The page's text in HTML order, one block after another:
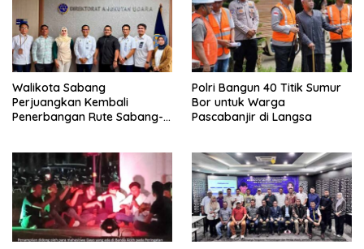
Walikota Sabang
Perjuangkan Kembali
Penerbangan Rute Sabang-
Polri Bangun 40 Titik Sumur
Bor untuk Warga
Pascabanjir di Langsa